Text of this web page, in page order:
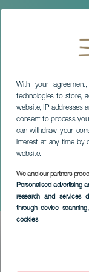
With your
technologies to store,
website, IP addresses
consent to process
can withdraw your
interest at any time by
website.
We and our partners
Personalised advertising
research and services
through device scanning
cookies
EL HIERRO